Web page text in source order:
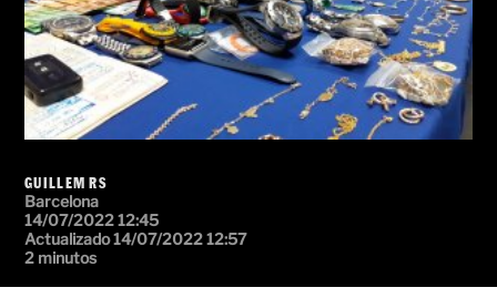
GUILLEM RS
Barcelona
14/07/2022 12:45
Actualizado 14/07/2022 12:57
2 minutos